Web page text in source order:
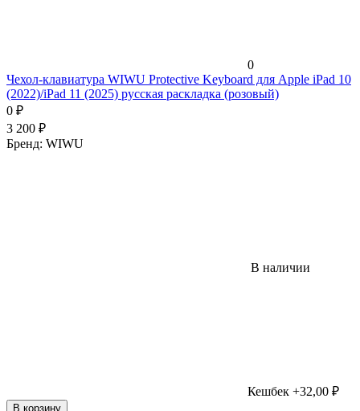
0
Чехол-клавиатура WIWU Protective Keyboard для Apple iPad 10
(2022)/iPad 11 (2025) русская раскладка (розовый)
0 ₽
3 200 ₽
Бренд: WIWU
В наличии
Кешбек +32,00 ₽
В корзину